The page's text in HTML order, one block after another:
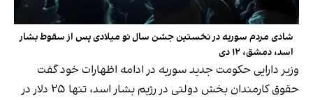
شادی مردم سوریه در نخستین جشن سال نو میلادی پس از سقوط بشار
اسد، دمشق، ۱۲ دی
وزیر دارایی حکومت جدید سوریه در ادامه اظهارات خود گفت
حقوق کارمندان بخش دولتی در رژیم بشار اسد، تنها ۲۵ دلار در